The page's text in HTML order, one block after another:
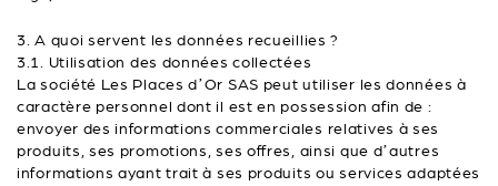
3. A quoi servent les données recueillies ?
3.1. Utilisation des données collectées
La société Les Places d’Or SAS peut utiliser les données à
caractère personnel dont il est en possession afin de :
envoyer des informations commerciales relatives à ses
produits, ses promotions, ses offres, ainsi que d’autres
informations ayant trait à ses produits ou services adaptées